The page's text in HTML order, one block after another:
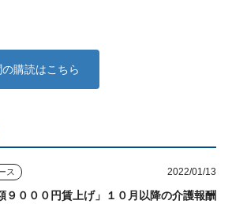
購読はこちら
ス 2022/01/13
９０００円賃上げ」１０月以降の介護報酬